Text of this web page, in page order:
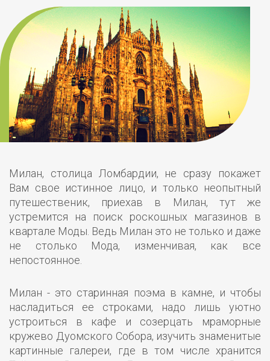
Милан, столица Ломбардии, не сразу покажет
Вам свое истинное лицо, и только неопытный
путешественик, приехав в Милан, тут же
устремится на поиск роскошных магазинов в
квартале Моды. Ведь Милан это не только и даже
не столько Мода, изменчивая, как все
непостоянное.
Милан - это старинная поэма в камне, и чтобы
насладиться ее строками, надо лишь уютно
устроиться в кафе и созерцать мраморные
кружево Дуомского Собора, изучить знаменитые
картинные галереи, где в том числе хранится